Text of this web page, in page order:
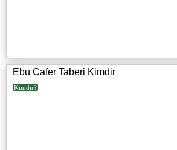
Ebu Cafer Taberi Kimdir
Kimdir?